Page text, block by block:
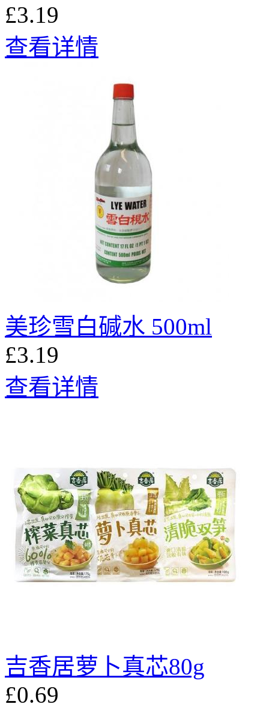
£3.19
查看详情
美珍雪白碱水 500ml
£3.19
查看详情
吉香居萝卜真芯80g
£0.69